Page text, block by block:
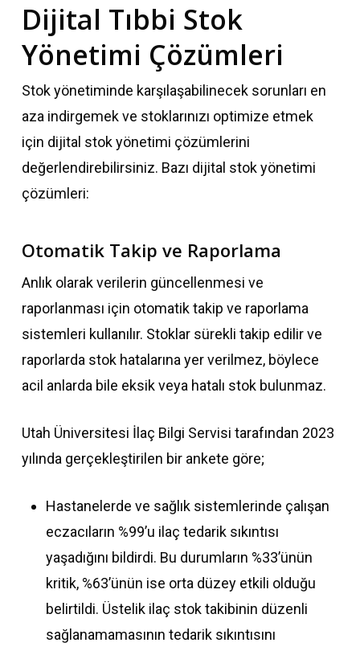
Dijital Tıbbi Stok
Yönetimi Çözümleri
Stok yönetiminde karşılaşabilinecek sorunları en
aza indirgemek ve stoklarınızı optimize etmek
için dijital stok yönetimi çözümlerini
değerlendirebilirsiniz. Bazı dijital stok yönetimi
çözümleri:
Otomatik Takip ve Raporlama
Anlık olarak verilerin güncellenmesi ve
raporlanması için otomatik takip ve raporlama
sistemleri kullanılır. Stoklar sürekli takip edilir ve
raporlarda stok hatalarına yer verilmez, böylece
acil anlarda bile eksik veya hatalı stok bulunmaz.
Utah Üniversitesi İlaç Bilgi Servisi tarafından 2023
yılında gerçekleştirilen bir ankete göre;
Hastanelerde ve sağlık sistemlerinde çalışan
eczacıların %99’u ilaç tedarik sıkıntısı
yaşadığını bildirdi. Bu durumların %33’ünün
kritik, %63’ünün ise orta düzey etkili olduğu
belirtildi. Üstelik ilaç stok takibinin düzenli
sağlanamamasının tedarik sıkıntısını